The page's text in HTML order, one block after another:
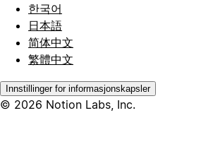
한국어
日本語
简体中文
繁體中文
Innstillinger for informasjonskapsler
© 2026 Notion Labs, Inc.